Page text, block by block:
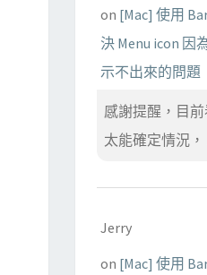
on [Mac] 使用
決 Menu icon 因
示不出來的問題
感謝提醒，目
太能確定情況，
Jerry
on [Mac] 使用